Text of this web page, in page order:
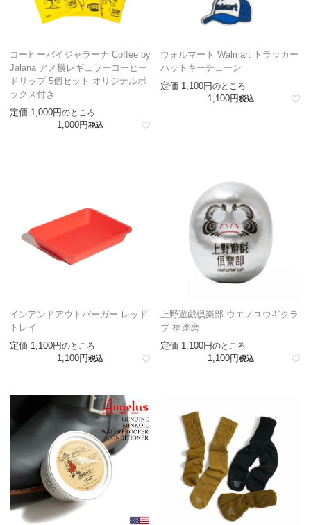
コーヒーバイジャラーナ Coffee by
Jalana アメ横レギュラーコーヒー
ドリップ 5個セット オリジナルボ
ックス付き
定価 1,000 のところ
1,000 税込
ウォルマート Walmart トラッカー
ハットキーチェーン
定価 1,100 のところ
1,100 税込
インアンドアウトバーガー レッド
トレイ
定価 1,100 のところ
1,100 税込
上野遊戯倶楽部 ウエノユウギクラ
ブ 福達磨
定価 1,100 のところ
1,100 税込